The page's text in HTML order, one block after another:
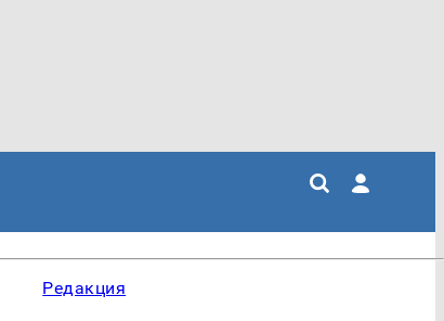
Редакция